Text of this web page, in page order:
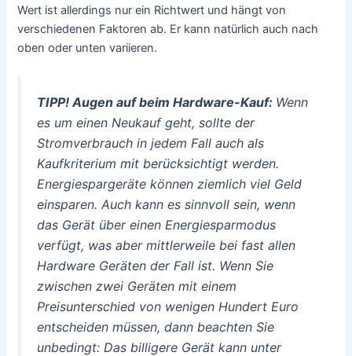
Wert ist allerdings nur ein Richtwert und hängt von
verschiedenen Faktoren ab. Er kann natürlich auch nach
oben oder unten variieren.
TIPP! Augen auf beim Hardware-Kauf: Wenn
es um einen Neukauf geht, sollte der
Stromverbrauch in jedem Fall auch als
Kaufkriterium mit berücksichtigt werden.
Energiespargeräte können ziemlich viel Geld
einsparen. Auch kann es sinnvoll sein, wenn
das Gerät über einen Energiesparmodus
verfügt, was aber mittlerweile bei fast allen
Hardware Geräten der Fall ist. Wenn Sie
zwischen zwei Geräten mit einem
Preisunterschied von wenigen Hundert Euro
entscheiden müssen, dann beachten Sie
unbedingt: Das billigere Gerät kann unter